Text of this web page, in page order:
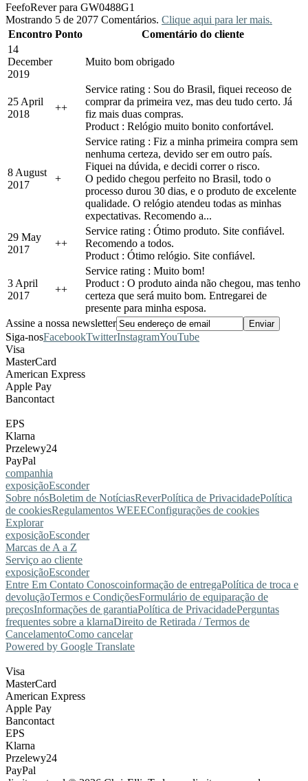
FeefoRever para GW0488G1
Mostrando 5 de 2077 Comentários. Clique aqui para ler mais.
Encontro Ponto
Comentário do cliente
14
December
2019
Muito bom obrigado
25 April
2018
++
Service rating : Sou do Brasil, fiquei receoso de
comprar da primeira vez, mas deu tudo certo. Já
fiz mais duas compras.
Product : Relógio muito bonito confortável.
8 August
2017
+
Service rating : Fiz a minha primeira compra sem
nenhuma certeza, devido ser em outro país.
Fiquei na dúvida, e decidi correr o risco.
O pedido chegou perfeito no Brasil, todo o
processo durou 30 dias, e o produto de excelente
qualidade. O relógio atendeu todas as minhas
expectativas. Recomendo a...
29 May
2017
++
Service rating : Ótimo produto. Site confiável.
Recomendo a todos.
Product : Ótimo relógio. Site confiável.
3 April
2017
++
Service rating : Muito bom!
Product : O produto ainda não chegou, mas tenho
certeza que será muito bom. Entregarei de
presente para minha esposa.
Assine a nossa newsletter
Siga-nosFacebookTwitterInstagramYouTube
Visa
MasterCard
American Express
Apple Pay
Bancontact
EPS
Klarna
Przelewy24
PayPal
companhia
exposiçãoEsconder
Sobre nósBoletim de NotíciasReverPolítica de PrivacidadePolítica
de cookiesRegulamentos WEEEConfigurações de cookies
Explorar
exposiçãoEsconder
Marcas de A a Z
Serviço ao cliente
exposiçãoEsconder
Entre Em Contato Conoscoinformação de entregaPolítica de troca e
devoluçãoTermos e CondiçõesFormulário de equiparação de
preçosInformações de garantiaPolítica de PrivacidadePerguntas
frequentes sobre a klarnaDireito de Retirada / Termos de
CancelamentoComo cancelar
Powered by Google Translate
Visa
MasterCard
American Express
Apple Pay
Bancontact
EPS
Klarna
Przelewy24
PayPal